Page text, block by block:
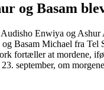
og Basam
Enwiya og Ashur
Basam Michael fra Tel
fortæller at mordene,
september, om